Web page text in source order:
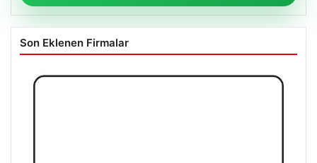
Son Eklenen Firmalar